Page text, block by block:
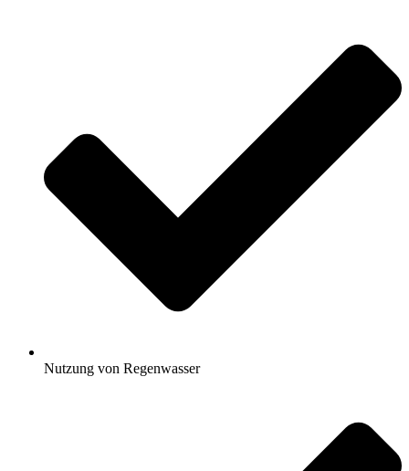
Nutzung von Regenwasser